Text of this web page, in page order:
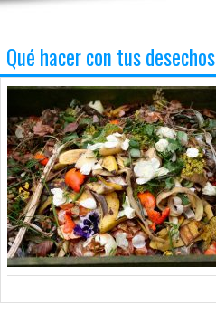
Qué hacer con tus desechos